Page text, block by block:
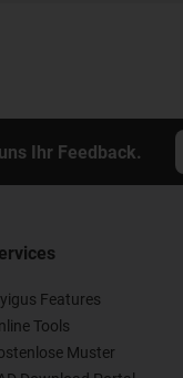
Ihr Feedback.
Features
Tools
Muster